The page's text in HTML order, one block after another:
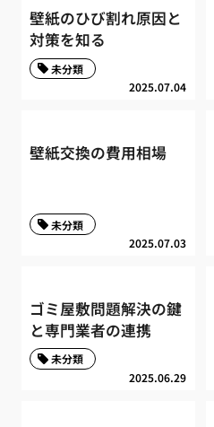
壁紙のひび割れ原因と
対策を知る
2025.07.04
未分類
壁紙交換の費用相場
2025.07.03
未分類
ゴミ屋敷問題解決の鍵
と専門業者の連携
2025.06.29
未分類